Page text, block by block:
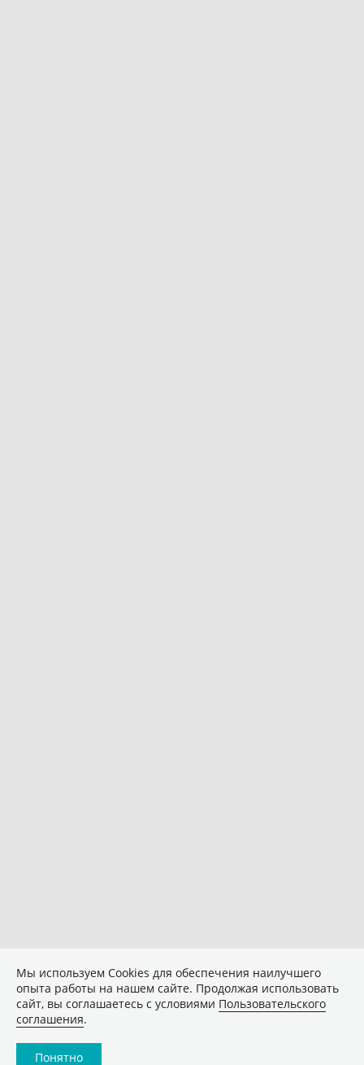
Мы используем Сookies для обеспечения наилучшего
опыта работы на нашем сайте. Продолжая использовать
сайт, вы соглашаетесь с условиями Пользовательского
соглашения.
Понятно